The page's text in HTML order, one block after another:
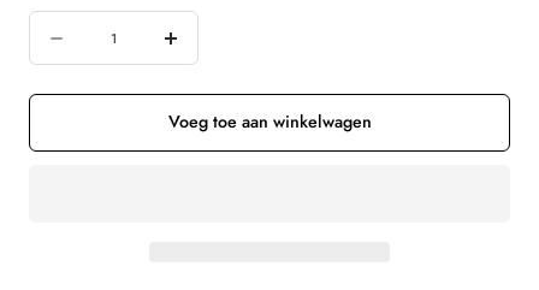
verminderen
Stopwol
Verhoog
de
hoeveelheid
voor
Voeg toe aan winkelwagen